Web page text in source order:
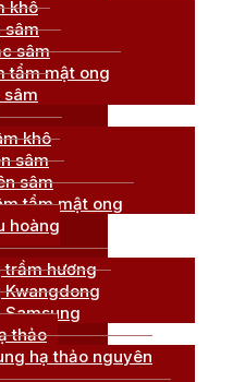
khô
sâm
sâm
tẩm mật ong
khô
sâm
sâm
tẩm mật ong
hoàng
hương
thảo
hạ thảo nguyên